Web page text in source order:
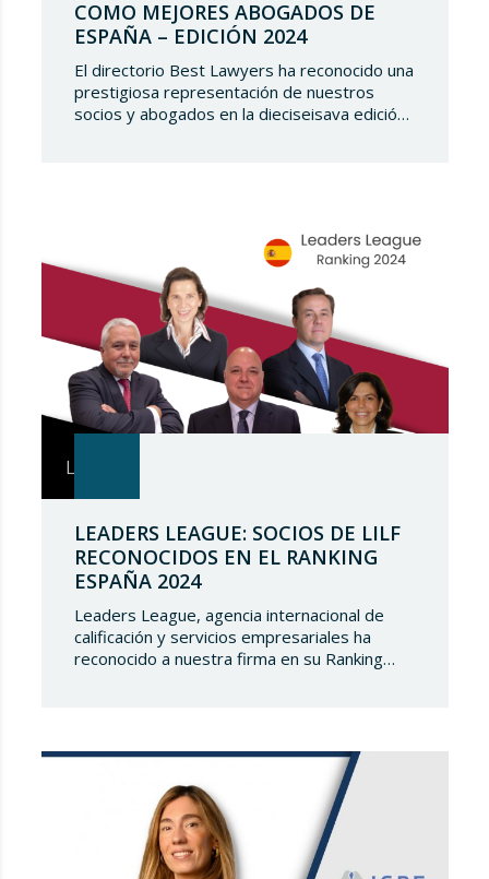
COMO MEJORES ABOGADOS DE
ESPAÑA – EDICIÓN 2024
El directorio Best Lawyers ha reconocido una
prestigiosa representación de nuestros
socios y abogados en la dieciseisava edición
directorio demostrando nuestro talento
jurídico. ¿Qué es…
LEADERS LEAGUE: SOCIOS DE LILF
RECONOCIDOS EN EL RANKING
ESPAÑA 2024
Leaders League, agencia internacional de
calificación y servicios empresariales ha
reconocido a nuestra firma en su Ranking
socios hayan sido reconocidos nuevamente y
de seguir siendo parte de un directorio tan
selecto, lo que demuestra el gran talento…